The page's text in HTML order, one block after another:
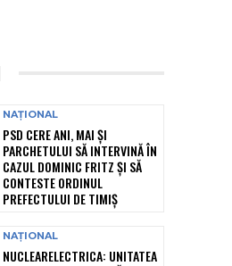
NAȚIONAL
PSD CERE ANI, MAI ȘI
PARCHETULUI SĂ INTERVINĂ ÎN
CAZUL DOMINIC FRITZ ȘI SĂ
CONTESTE ORDINUL
PREFECTULUI DE TIMIȘ
NAȚIONAL
NUCLEARELECTRICA: UNITATEA